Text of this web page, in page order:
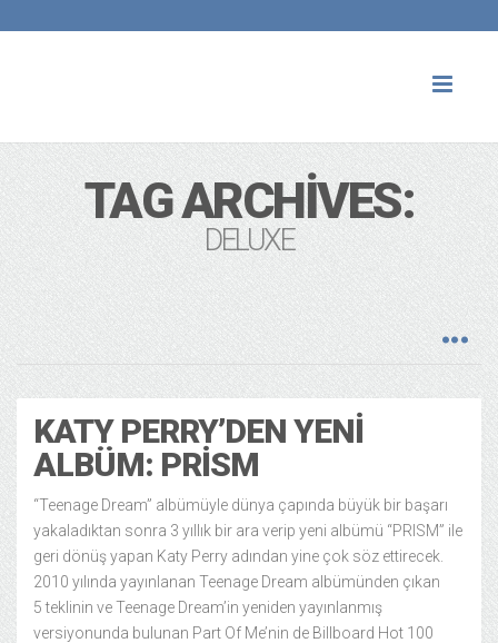
TAG ARCHIVES:
DELUXE
KATY PERRY’DEN YENI
ALBÜM: PRISM
“Teenage Dream” albümüyle dünya çapında büyük bir başarı
yakaladıktan sonra 3 yıllık bir ara verip yeni albümü “PRISM” ile
geri dönüş yapan Katy Perry adından yine çok söz ettirecek.
2010 yılında yayınlanan Teenage Dream albümünden çıkan
5 teklinin ve Teenage Dream’in yeniden yayınlanmış
versiyonunda bulunan Part Of Me’nin de Billboard Hot 100